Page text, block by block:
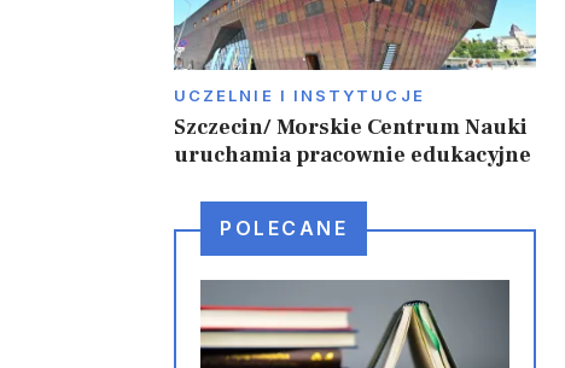
UCZELNIE I INSTYTUCJE
Szczecin/ Morskie Centrum Nauki
uruchamia pracownie edukacyjne
POLECANE